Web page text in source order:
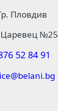
Пловдив
№25
52 84 91